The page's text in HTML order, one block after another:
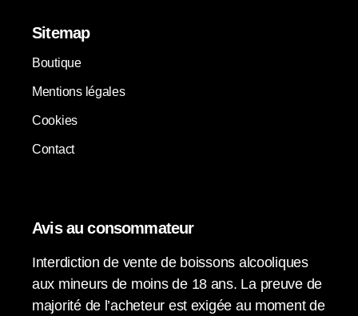
Sitemap
Boutique
Mentions légales
Cookies
Contact
Avis au consommateur
Interdiction de vente de boissons alcooliques
aux mineurs de moins de 18 ans. La preuve de
majorité de l’acheteur est exigée au moment de